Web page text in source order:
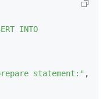
INTO
statement:" ,